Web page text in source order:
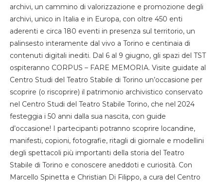
archivi, un cammino di valorizzazione e promozione degli
archivi, unico in Italia e in Europa, con oltre 450 enti
aderenti e circa 180 eventi in presenza sul territorio, un
palinsesto interamente dal vivo a Torino e centinaia di
contenuti digitali inediti. Dal 6 al 9 giugno, gli spazi del TST
ospiteranno CORPUS – FARE MEMORIA. Visite guidate al
Centro Studi del Teatro Stabile di Torino un’occasione per
scoprire (o riscoprire) il patrimonio archivistico conservato
nel Centro Studi del Teatro Stabile Torino, che nel 2024
festeggia i 50 anni dalla sua nascita, con guide
d’occasione! I partecipanti potranno scoprire locandine,
manifesti, copioni, fotografie, ritagli di giornale e modellini
degli spettacoli più importanti della storia del Teatro
Stabile di Torino e conoscere aneddoti e curiosità. Con
Marcello Spinetta e Christian Di Filippo, a cura del Centro